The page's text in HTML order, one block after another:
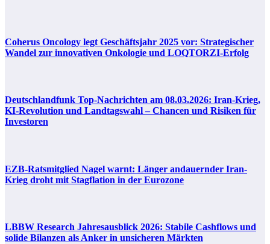
Coherus Oncology legt Geschäftsjahr 2025 vor: Strategischer
Wandel zur innovativen Onkologie und LOQTORZI-Erfolg
Deutschlandfunk Top-Nachrichten am 08.03.2026: Iran-Krieg,
KI-Revolution und Landtagswahl – Chancen und Risiken für
Investoren
EZB-Ratsmitglied Nagel warnt: Länger andauernder Iran-
Krieg droht mit Stagflation in der Eurozone
LBBW Research Jahresausblick 2026: Stabile Cashflows und
solide Bilanzen als Anker in unsicheren Märkten